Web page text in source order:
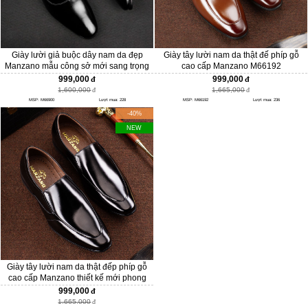
Giày lười giả buộc dây nam da đẹp
Manzano mẫu công sở mới sang trọng
và hiện đại M66900
999,000
1,600,000
MSP: M66900 Lượt mua: 228
Giày tây lười nam da thật đế phíp gỗ
cao cấp Manzano M66192
999,000
1,665,000
MSP: M66192 Lượt mua: 236
-40%
NEW
Giày tây lười nam da thật đếp phíp gỗ
cao cấp Manzano thiết kế mới phong
cách doanh nhân M66285
999,000
1,665,000